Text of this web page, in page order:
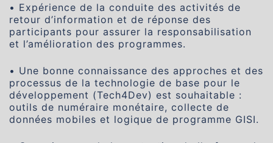
• Expérience de la conduite des activités de
retour d’information et de réponse des
participants pour assurer la responsabilisation
et l’amélioration des programmes.
• Une bonne connaissance des approches et des
processus de la technologie de base pour le
développement (Tech4Dev) est souhaitable :
outils de numéraire monétaire, collecte de
données mobiles et logique de programme GISI.